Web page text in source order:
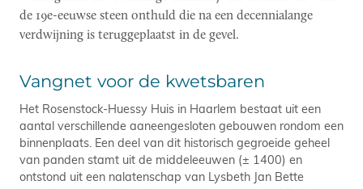
de 19e-eeuwse steen onthuld die na een decennialange
verdwijning is teruggeplaatst in de gevel.
Vangnet voor de kwetsbaren
Het Rosenstock-Huessy Huis in Haarlem bestaat uit een
aantal verschillende aaneengesloten gebouwen rondom een
binnenplaats. Een deel van dit historisch gegroeide geheel
van panden stamt uit de middeleeuwen (± 1400) en
ontstond uit een nalatenschap van Lysbeth Jan Bette